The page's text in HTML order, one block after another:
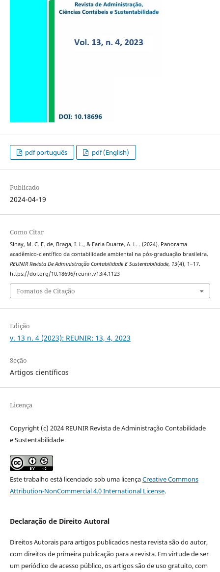
pdf português pdf (English)
Publicado
2024-04-19
Como Citar
Sinay, M. C. F. de, Braga, I. L., & Faria Duarte, A. L. . (2024). Panorama
acadêmico-científico da contabilidade ambiental na pós-graduação brasileira.
REUNIR Revista De Administração Contabilidade E Sustentabilidade, 13(4), 1–17.
https://doi.org/10.18696/reunir.v13i4.1123
Fomatos de Citação
Edição
v. 13 n. 4 (2023): REUNIR: 13, 4, 2023
Seção
Artigos científicos
Licença
Copyright (c) 2024 REUNIR Revista de Administração Contabilidade
e Sustentabilidade
Este trabalho está licenciado sob uma licençaCreative Commons
Attribution-NonCommercial 4.0 International License.
Declaração de Direito Autoral
Direitos Autorais para artigos publicados nesta revista são do autor,
com direitos de primeira publicação para a revista. Em virtude de ser
um periódico de acesso público, os artigos são de uso gratuito, com